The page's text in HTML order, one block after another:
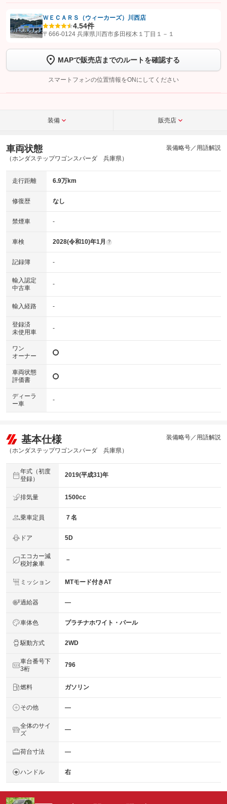
【STEP1】認証画面でグーネットを友だち追加してから「許可する」ボタンを押
トーク画面で
ボタンをタップして問い合わせを
完了してください。
こちら
ＷＥＣＡＲＳ（ウィーカーズ）川西店
4.54件
〒666-0124 兵庫県川西市多田桜木１丁目１－１
MAPで販売店までのルートを確認する
スマートフォンの位置情報をONにしてください
装備 販売店
車両状態
（ホンダステップワゴンスパーダ 兵庫県）
装備略号／用語解説
走行距離 6.9万km
修復歴 なし
禁煙車 -
車検 2028(令和10)年1月 ?
記録簿 -
輸入認定
中古車
-
輸入経路 -
登録済
未使用車
-
ワン
オーナー
車両状態
評価書
ディーラ
ー車
-
基本仕様
（ホンダステップワゴンスパーダ 兵庫県）
装備略号／用語解説
年式（初度
登録）
2019(平成31)年
排気量 1500cc
乗車定員 ７名
ドア 5D
エコカー減
税対象車
－
ミッション MTモード付きAT
過給器 ―
車体色 プラチナホワイト・パール
駆動方式 2WD
車台番号下
3桁
796
燃料 ガソリン
その他 ―
全体のサイ
ズ
―
荷台寸法 ―
ハンドル 右